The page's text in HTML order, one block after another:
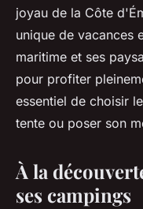
michelle•18 mars 2024
joyau de la Côte
unique de vacances
maritime et ses
pour profiter
essentiel de choisir
tente ou poser son
À la
ses campings